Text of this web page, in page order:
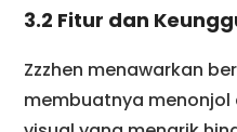
3.2 Fitur dan
Zzzhen menawarkan
membuatnya menonjol